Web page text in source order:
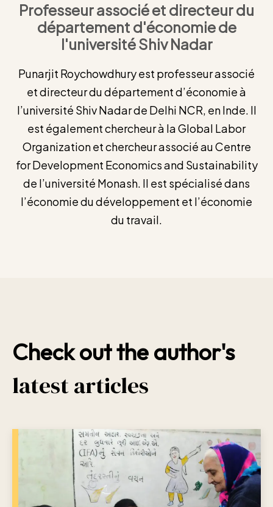
Professeur associé et directeur du
département d'économie de
l'université Shiv Nadar
Punarjit Roychowdhury est professeur associé
et directeur du département d’économie à
l’université Shiv Nadar de Delhi NCR, en Inde. Il
est également chercheur à la Global Labor
Organization et chercheur associé au Centre
for Development Economics and Sustainability
de l’université Monash. Il est spécialisé dans
l’économie du développement et l’économie
du travail.
Check out the author's
latest articles